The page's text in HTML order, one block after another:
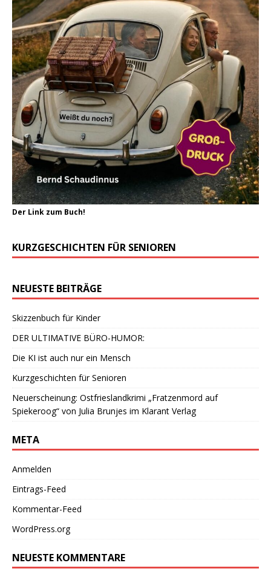
Der Link zum Buch!
KURZGESCHICHTEN FÜR SENIOREN
NEUESTE BEITRÄGE
Skizzenbuch für Kinder
DER ULTIMATIVE BÜRO-HUMOR:
Die KI ist auch nur ein Mensch
Kurzgeschichten für Senioren
Neuerscheinung: Ostfrieslandkrimi „Fratzenmord auf
Spiekeroog“ von Julia Brunjes im Klarant Verlag
META
Anmelden
Eintrags-Feed
Kommentar-Feed
WordPress.org
NEUESTE KOMMENTARE